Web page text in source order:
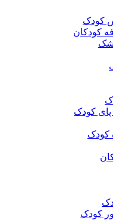
کودک
کودکان
کودک
کودک
کودک